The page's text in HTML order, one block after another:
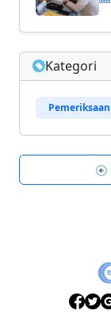
Kategori
Pemeriksaan